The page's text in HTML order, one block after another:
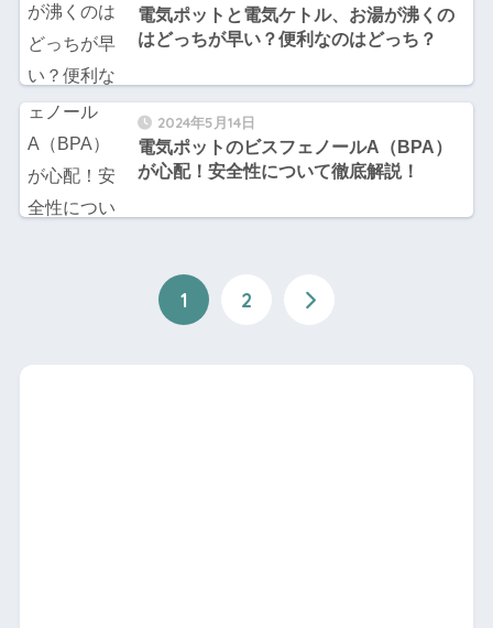
電気ポットと電気ケトル、お湯が沸くの
はどっちが早い？便利なのはどっち？
2024年5月14日
電気ポットのビスフェノールA（BPA）
が心配！安全性について徹底解説！
1 2